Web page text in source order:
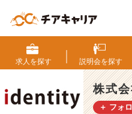
分
の
こ
と
で
精
求人を探す 説明会を探す
株式
＋ フォ